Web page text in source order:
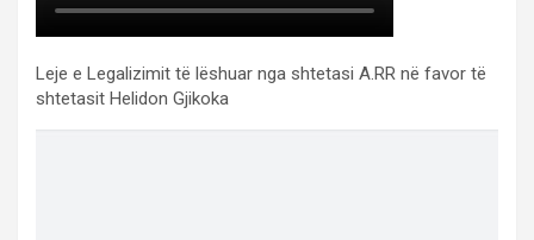
Leje e Legalizimit të lëshuar nga shtetasi A.RR në favor të
shtetasit Helidon Gjikoka